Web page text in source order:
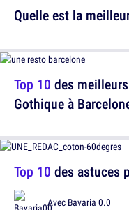
Quelle est la
Top 10 des
Gothique à
Top 10 des astuces
Avec Bavaria 0.0